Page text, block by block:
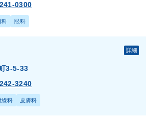
0300
科 眼科
3-5-33
3240
詳細
線科 皮膚科